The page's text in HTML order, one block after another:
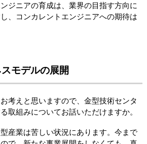
ジニアの育成は、業界の目指す方向に
、コンカレントエンジニアへの期待は
モデルの展開
考えと思いますので、金型技術センタ
取組みについてお話いただけますか。
産業は苦しい状況にあります。今まで